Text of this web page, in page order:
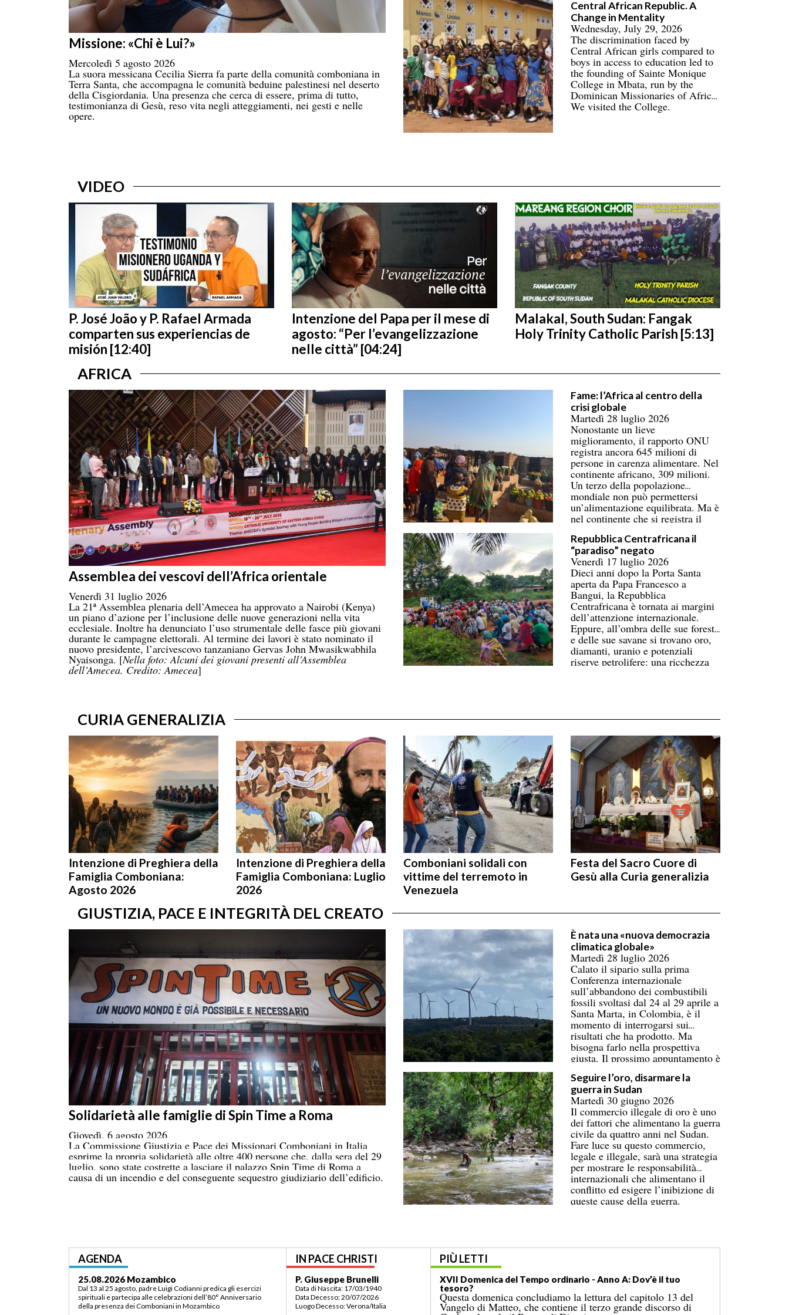
Missione: «Chi è Lui?»
Mercoledì 5 agosto 2026
La suora messicana Cecilia Sierra fa parte della comunità comboniana in
Terra Santa, che accompagna le comunità beduine palestinesi nel deserto
della Cisgiordania. Una presenza che cerca di essere, prima di tutto,
testimonianza di Gesù, reso vita negli atteggiamenti, nei gesti e nelle
opere.
communities.
Central African Republic. A
Change in Mentality
Wednesday, July 29, 2026
The discrimination faced by
Central African girls compared to
boys in access to education led to
the founding of Sainte Monique
College in Mbata, run by the
Dominican Missionaries of Africa.
We visited the College.
VIDEO
P. José João y P. Rafael Armada
comparten sus experiencias de
misión [12:40]
Intenzione del Papa per il mese di
agosto: “Per l’evangelizzazione
nelle città” [04:24]
Malakal, South Sudan: Fangak
Holy Trinity Catholic Parish [5:13]
AFRICA
Assemblea dei vescovi dell’Africa orientale
Venerdì 31 luglio 2026
La 21ª Assemblea plenaria dell’Amecea ha approvato a Nairobi (Kenya)
un piano d’azione per l’inclusione delle nuove generazioni nella vita
ecclesiale. Inoltre ha denunciato l’uso strumentale delle fasce più giovani
durante le campagne elettorali. Al termine dei lavori è stato nominato il
nuovo presidente, l’arcivescovo tanzaniano Gervas John Mwasikwabhila
Nyaisonga. [Nella foto: Alcuni dei giovani presenti all’Assemblea
dell’Amecea. Credito: Amecea]
Fame: l’Africa al centro della
crisi globale
Martedì 28 luglio 2026
Nonostante un lieve
miglioramento, il rapporto ONU
registra ancora 645 milioni di
persone in carenza alimentare. Nel
continente africano, 309 milioni.
Un terzo della popolazione
mondiale non può permettersi
un’alimentazione equilibrata. Ma è
nel continente che si registra il
coinvolte, superando ormai l’Asia.
Donne e bambini pagano il prezzo
più alto. La carenza di
infrastrutture nella catena del
freddo fa perdere oltre un terzo
della produzione di frutta, verdura,
pesce e latticini.
Repubblica Centrafricana il
“paradiso” negato
Venerdì 17 luglio 2026
Dieci anni dopo la Porta Santa
aperta da Papa Francesco a
Bangui, la Repubblica
Centrafricana è tornata ai margini
dell’attenzione internazionale.
Eppure, all’ombra delle sue foreste
e delle sue savane si trovano oro,
diamanti, uranio e potenziali
riserve petrolifere: una ricchezza
CURIA GENERALIZIA
Intenzione di Preghiera della
Famiglia Comboniana:
Agosto 2026
Intenzione di Preghiera della
Famiglia Comboniana: Luglio
2026
Comboniani solidali con
vittime del terremoto in
Venezuela
Festa del Sacro Cuore di
Gesù alla Curia generalizia
GIUSTIZIA, PACE E INTEGRITÀ DEL CREATO
Solidarietà alle famiglie di Spin Time a Roma
Giovedì, 6 agosto 2026
La Commissione Giustizia e Pace dei Missionari Comboniani in Italia
esprime la propria solidarietà alle oltre 400 persone che, dalla sera del 29
luglio, sono state costrette a lasciare il palazzo Spin Time di Roma a
causa di un incendio e del conseguente sequestro giudiziario dell’edificio.
È nata una «nuova democrazia
climatica globale»
Martedì 28 luglio 2026
Calato il sipario sulla prima
Conferenza internazionale
sull’abbandono dei combustibili
fossili svoltasi dal 24 al 29 aprile a
Santa Marta, in Colombia, è il
momento di interrogarsi sui
risultati che ha prodotto. Ma
bisogna farlo nella prospettiva
giusta. Il prossimo appuntamento è
Seguire l’oro, disarmare la
guerra in Sudan
Martedì 30 giugno 2026
Il commercio illegale di oro è uno
dei fattori che alimentano la guerra
civile da quattro anni nel Sudan.
Fare luce su questo commercio,
legale e illegale, sarà una strategia
per mostrare le responsabilità
internazionali che alimentano il
conflitto ed esigere l’inibizione di
queste cause della guerra.
AGENDA
25.08.2026 Mozambico
Dal 13 al 25 agosto, padre Luigi Codianni predica gli esercizi
spirituali e partecipa alle celebrazioni dell’80° Anniversario
della presenza dei Comboniani in Mozambico
IN PACE CHRISTI
P. Giuseppe Brunelli
Data di Nascita: 17/03/1940
Data Decesso: 20/07/2026
Luogo Decesso: Verona/Italia
PIÙ LETTI
XVII Domenica del Tempo ordinario - Anno A: Dov’è il tuo
tesoro?
Questa domenica concludiamo la lettura del capitolo 13 del
Vangelo di Matteo, che contiene il terzo grande discorso di